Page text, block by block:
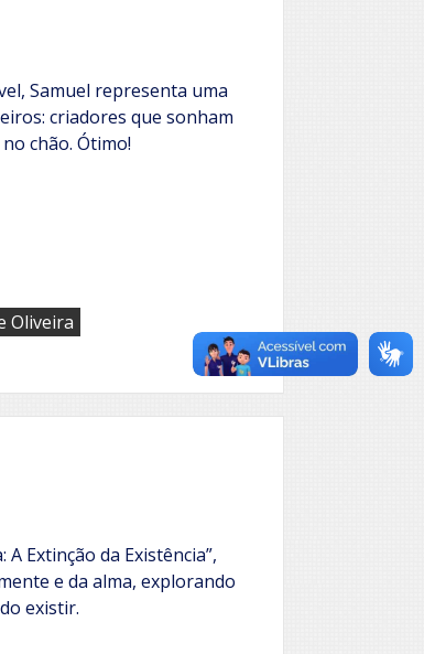
Samuel representa uma
criadores que sonham
chão. Ótimo!
Oliveira
Extinção da Existência”,
e da alma, explorando
existir.